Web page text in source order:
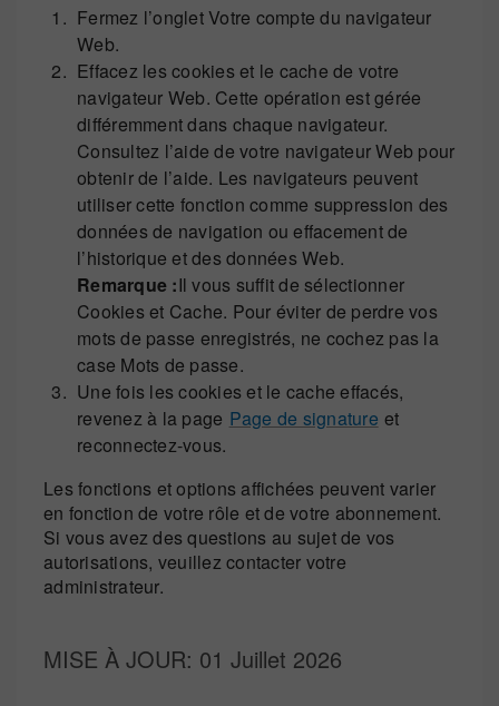
Fermez l’onglet Votre compte du navigateur
Web.
Effacez les cookies et le cache de votre
navigateur Web. Cette opération est gérée
différemment dans chaque navigateur.
Consultez l’aide de votre navigateur Web pour
obtenir de l’aide. Les navigateurs peuvent
utiliser cette fonction comme suppression des
données de navigation ou effacement de
l’historique et des données Web.
Remarque :Il vous suffit de sélectionner
Cookies et Cache. Pour éviter de perdre vos
mots de passe enregistrés, ne cochez pas la
case Mots de passe.
Une fois les cookies et le cache effacés,
revenez à la page Page de signature et
reconnectez-vous.
Les fonctions et options affichées peuvent varier
en fonction de votre rôle et de votre abonnement.
Si vous avez des questions au sujet de vos
autorisations, veuillez contacter votre
administrateur.
MISE À JOUR: 01 Juillet 2026